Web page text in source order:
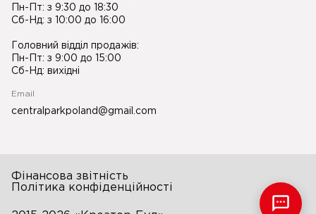
Пн-Пт: з 9:30 до 18:30
Сб-Нд: з 10:00 до 16:00
Головний відділ продажів:
Пн-Пт: з 9:00 до 15:00
Сб-Нд: вихідні
Email
centralparkpoland@gmail.com
Фінансова звітність
Політика конфіденційності